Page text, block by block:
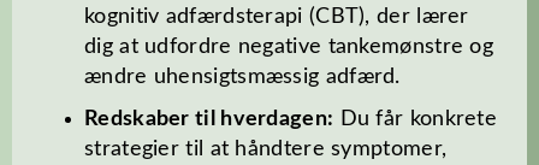
kognitiv adfærdsterapi (CBT), der lærer
dig at udfordre negative tankemønstre og
ændre uhensigtsmæssig adfærd.
Redskaber til hverdagen: Du får konkrete
strategier til at håndtere symptomer,